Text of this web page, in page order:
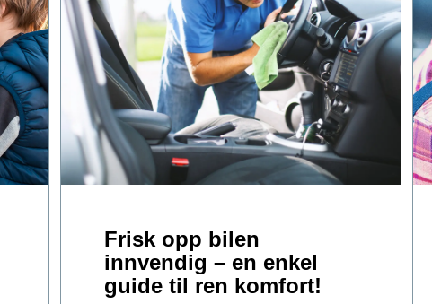
Frisk opp bilen
innvendig – en enkel
guide til ren komfort!